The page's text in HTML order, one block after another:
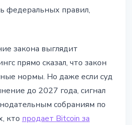
федеральных правил,
закона выглядит
прямо сказал, что закон
нормы. Но даже если суд
до 2027 года, сигнал
собраниям по
кто продает Bitcoin за